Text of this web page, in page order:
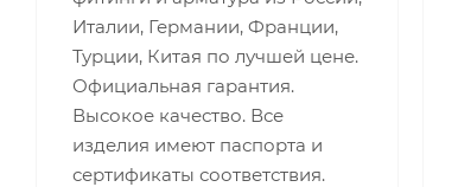
Италии, Германии, Франции,
Турции, Китая по лучшей цене.
Официальная гарантия.
Высокое качество. Все
изделия имеют паспорта и
сертификаты соответствия.